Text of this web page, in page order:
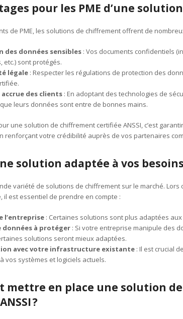
pour les PME d’une
de PME, les solutions de chiffrement offrent de
des données sensibles : Vos documents confidentiels
etc.) sont protégés.
légale : Respecter les régulations de protection des
accrue des clients : En adoptant des technologies de
leurs données sont entre de bonnes mains.
une solution de chiffrement certifiée ANSSI, c’est
renforçant votre crédibilité auprès de vos partenaires
solution adaptée à vos besoins
variété de solutions de chiffrement sur le marché. Lors
il est essentiel de prendre en compte :
l’entreprise : Certaines solutions sont plus adaptées
données à protéger : Si votre entreprise manipule des
solutions seront mieux adaptées.
avec votre infrastructure existante : Il est crucial
vos systèmes et logiciels actuels.
mettre en place une solution
?